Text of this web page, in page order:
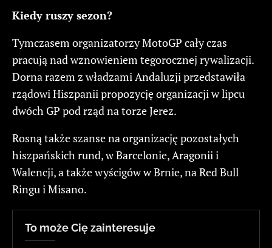
Kiedy ruszy sezon?
Tymczasem organizatorzy MotoGP cały czas
pracują nad wznowieniem tegorocznej rywalizacji.
Dorna razem z władzami Andaluzji przedstawiła
rządowi Hiszpanii propozycję organizacji w lipcu
dwóch GP pod rząd na torze Jerez.
Rosną także szanse na organizację pozostałych
hiszpańskich rund, w Barcelonie, Aragonii i
Walencji, a także wyścigów w Brnie, na Red Bull
Ringu i Misano.
To może Cię zainteresuje